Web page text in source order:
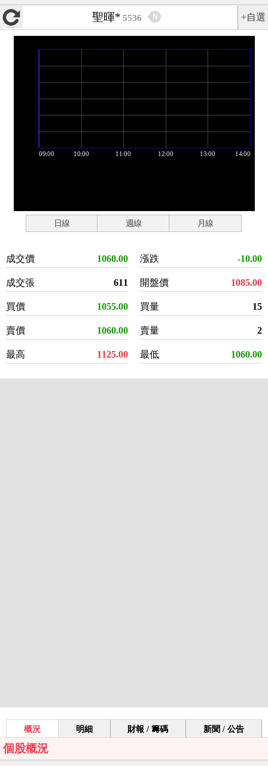
聖暉* 5536 N +自選
日線 週線 月線
成交價 1060.00
成交張 611
買價 1055.00
賣價 1060.00
最高 1125.00
漲跌 -10.00
開盤價 1085.00
買量 15
賣量 2
最低 1060.00
概況 明細 財報 / 籌碼 新聞 / 公告
個股概況